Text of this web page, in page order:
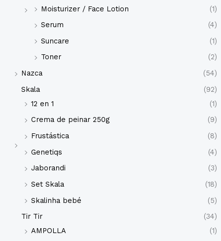
Moisturizer / Face Lotion
(1)
Serum
(4)
Suncare
(1)
Toner
(2)
Nazca
(54)
Skala
(92)
12 en 1
(1)
Crema de peinar 250g
(9)
Frustástica
(8)
Genetiqs
(4)
Jaborandi
(3)
Set Skala
(18)
Skalinha bebé
(5)
Tir Tir
(34)
AMPOLLA
(1)